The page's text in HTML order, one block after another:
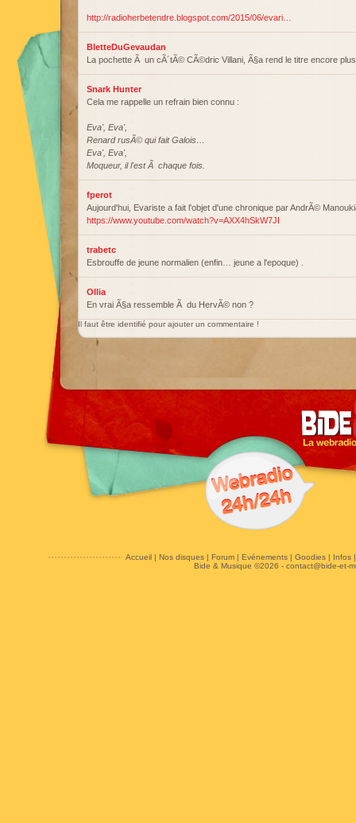
http://radioherbetendre.blogspot.com/2015/06/evari…
BletteDuGevaudan
La pochette Ã un cÃ´tÃ© CÃ©dric Villani, Ã§a rend le titre encore
Snark Hunter
Cela me rappelle un refrain bien connu :
Eva', Eva',
Renard rusÃ© qui fait Galois…
Eva', Eva',
Moqueur, il l'est Ã chaque fois.
fperot
Aujourd'hui, Evariste a fait l'objet d'une chronique par AndrÃ©
https://www.youtube.com/watch?v=AXX4hSkW7JI
trabetc
Esbrouffe de jeune normalien (enfin… jeune a l'epoque) .
Ollia
En vrai Ã§a ressemble Ã du HervÃ© non ?
Il faut être identifié pour ajouter un commentaire !
Accueil| Nos disques| Forum| Evénements| Goodies| Infos
Bide & Musique ©2026 - contact@bide-et-